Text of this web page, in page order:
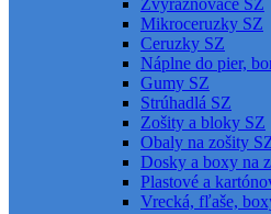
Zvýrazňovače SZ
Mikroceruzky SZ
Ceruzky SZ
Náplne do pier,
Gumy SZ
Strúhadlá SZ
Zošity a bloky SZ
Obaly na zošity
Dosky a boxy na
Plastové a
Vrecká, fľaše,